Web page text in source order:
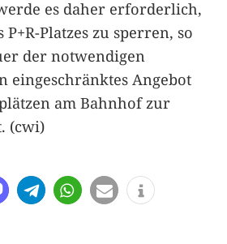
es daher erforderlich,
Platzes zu sperren, so
der notwendigen
eingeschränktes Angebot
am Bahnhof zur
(cwi)